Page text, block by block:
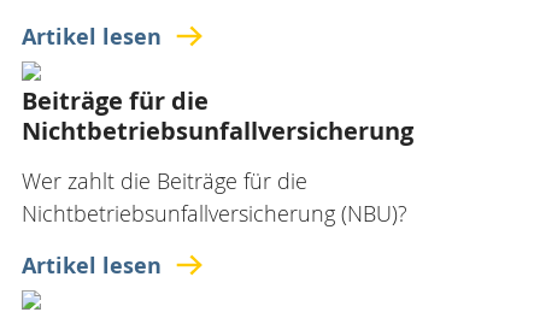
Artikel lesen
Beiträge für die
Nichtbetriebsunfallversicherung
Wer zahlt die Beiträge für die
Nichtbetriebsunfallversicherung (NBU)?
Artikel lesen